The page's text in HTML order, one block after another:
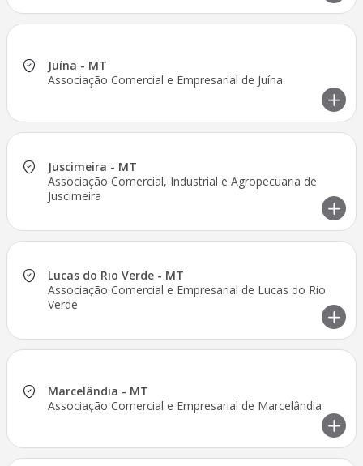
Juína - MT
Associação Comercial e Empresarial de Juína
Juscimeira - MT
Associação Comercial, Industrial e Agropecuaria de
Juscimeira
Lucas do Rio Verde - MT
Associação Comercial e Empresarial de Lucas do Rio
Verde
Marcelândia - MT
Associação Comercial e Empresarial de Marcelândia